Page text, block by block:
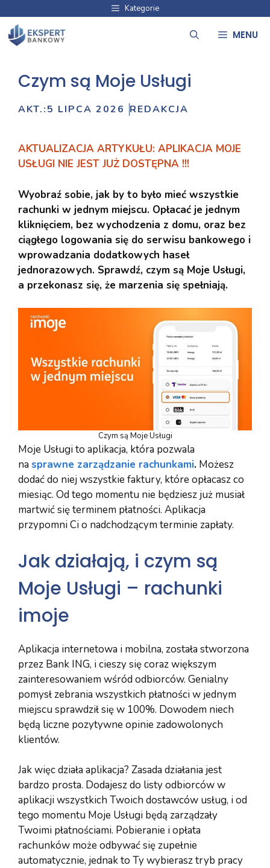
treści
Kategorie
MENU
Czym są Moje Usługi
AKT.:5 LIPCA 2026 REDAKCJA
AKTUALIZACJA ARTYKUŁU: APLIKACJA MOJE
USŁUGI NIE JEST JUŻ DOSTĘPNA !!!
Wyobraź sobie, jak by to było mieć wszystkie
rachunki w jednym miejscu. Opłacać je jednym
kliknięciem, bez wychodzenia z domu, oraz bez
ciągłego logowania się do serwisu bankowego i
wprowadzania dodatkowych haseł
jednorazowych. Sprawdź, czym są Moje Usługi,
a przekonasz się, że marzenia się spełniają.
Czym są Moje Usługi
Moje Usługi to aplikacja, która pozwala
na sprawne zarządzanie rachunkami. Możesz
dodać do niej wszystkie faktury, które opłacasz co
miesiąc. Od tego momentu nie będziesz już musiał
martwić się terminem płatności. Aplikacja
przypomni Ci o nadchodzącym terminie zapłaty.
Jak działają, i czym są
Moje Usługi – rachunki
imoje
Aplikacja internetowa i mobilna, została stworzona
przez Bank ING, i cieszy się coraz większym
zainteresowaniem wśród odbiorców. Genialny
pomysł zebrania wszystkich płatności w jednym
miejscu sprawdził się w 100%. Dowodem niech
będą liczne pozytywne opinie zadowolonych
klientów.
Jak więc działa aplikacja? Zasada działania jest
bardzo prosta. Dodajesz do listy odbiorców w
aplikacji wszystkich Twoich dostawców usług, i od
tego momentu Moje Usługi będą zarządzały
Twoimi płatnościami. Pobieranie i opłata
rachunków może odbywać się zupełnie
automatycznie, jednak to Ty wybierasz tryb pracy